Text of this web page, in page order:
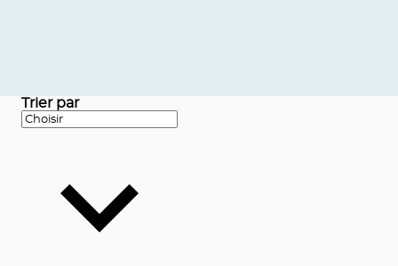
Trier par